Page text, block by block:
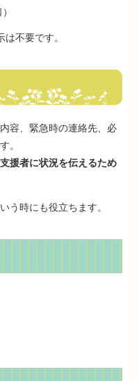
不要です。
容、緊急時の連絡先、必
。
援者に状況を伝えるため
時にも役立ちます。